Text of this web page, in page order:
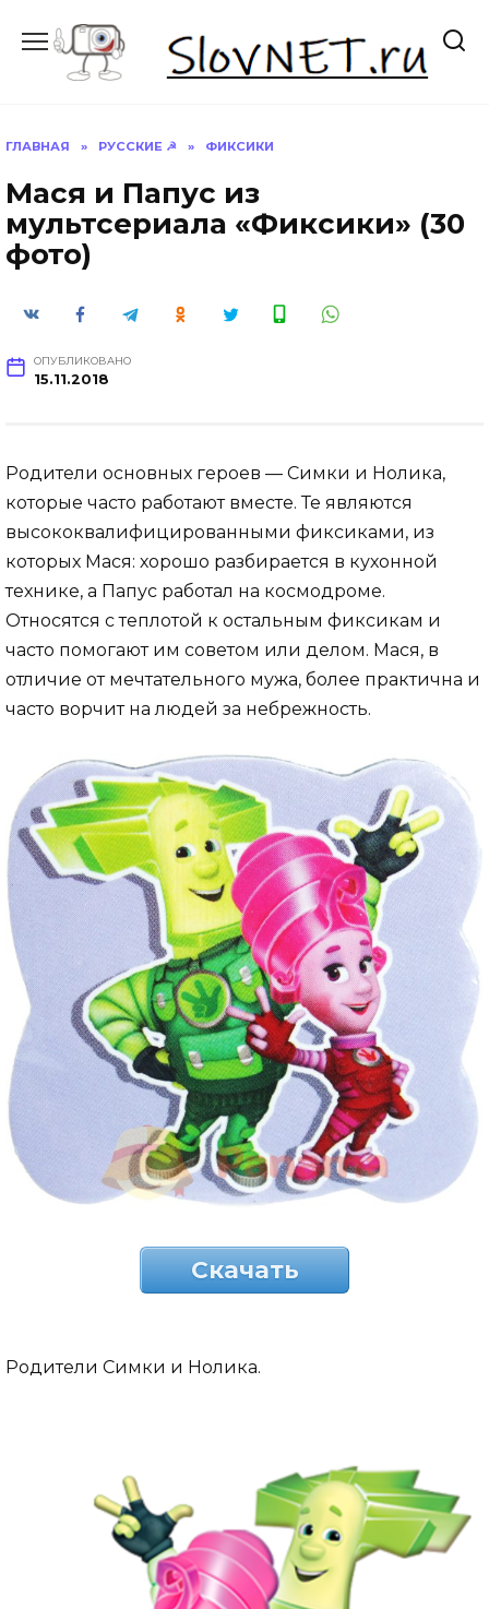
содержанию
ГЛАВНАЯ » РУССКИЕ ☭ » ФИКСИКИ
Мася и Папус из
мультсериала «Фиксики» (30
фото)
ОПУБЛИКОВАНО
15.11.2018
Родители основных героев — Симки и Нолика,
которые часто работают вместе. Те являются
высококвалифицированными фиксиками, из
которых Мася: хорошо разбирается в кухонной
технике, а Папус работал на космодроме.
Относятся с теплотой к остальным фиксикам и
часто помогают им советом или делом. Мася, в
отличие от мечтательного мужа, более практична и
часто ворчит на людей за небрежность.
Скачать
Родители Симки и Нолика.